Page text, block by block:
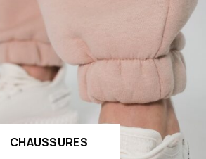
CHAUSSURES